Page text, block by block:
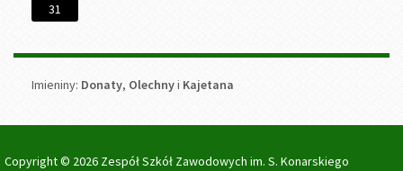
31
Imieniny
Imieniny: Donaty, Olechnyi Kajetana
Copyright © 2026 Zespół Szkół Zawodowych im. S. Konarskiego